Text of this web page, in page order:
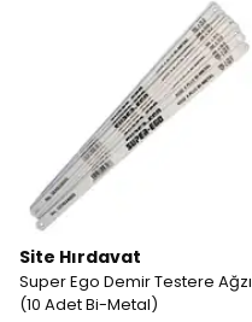
Site Hırdavat
Super Ego Demir Testere Ağzı
(10 Adet Bi-Metal)